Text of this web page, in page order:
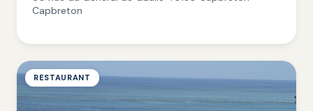
Capbreton
RESTAURANT